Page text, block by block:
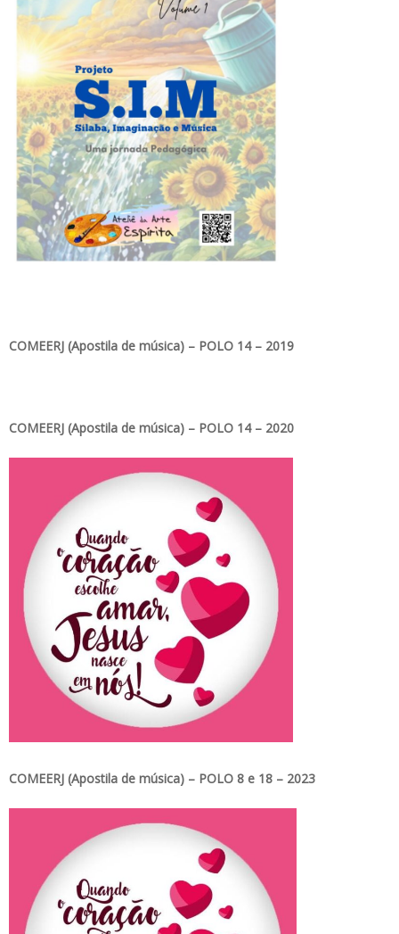
COMEERJ (Apostila de música) – POLO 14 – 2019
COMEERJ (Apostila de música) – POLO 14 – 2020
COMEERJ (Apostila de música) – POLO 8 e 18 – 2023